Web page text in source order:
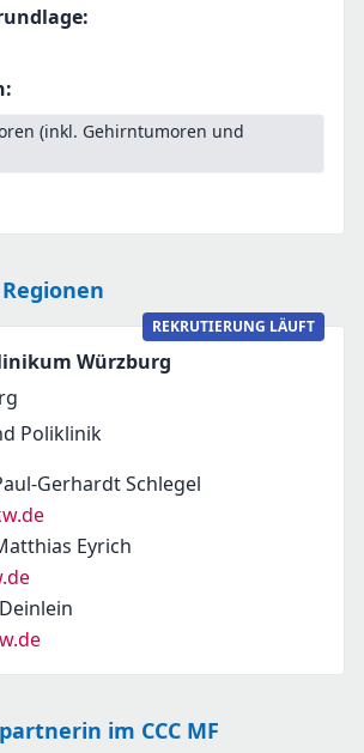
:
:
(inkl. Gehirntumoren und
REKRUTIERUNG LÄUFT
Würzburg
Poliklinik
Gerhardt Schlegel
Eyrich
im CCC MF